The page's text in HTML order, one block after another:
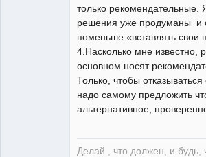
только рекомендательные.
решения уже продуманы и
поменьше «вставлять свои
4.Насколько мне известно,
основном носят
Только, чтобы
надо самому предложить
альтернативное,
Делай , что должен, и будь,